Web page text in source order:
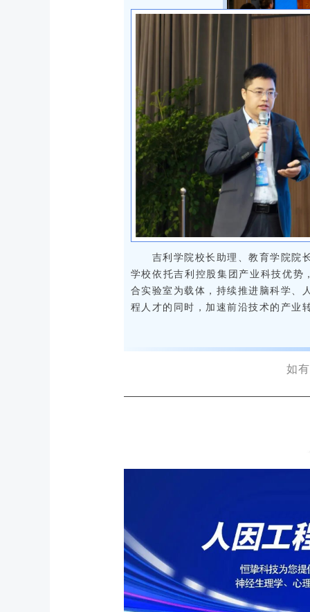
吉利学院校长助理、教育学院院
学校依托吉利控股集团产业科技优势
合实验室为载体，持续推进脑科学、
程人才的同时，加速前沿技术的产业
如